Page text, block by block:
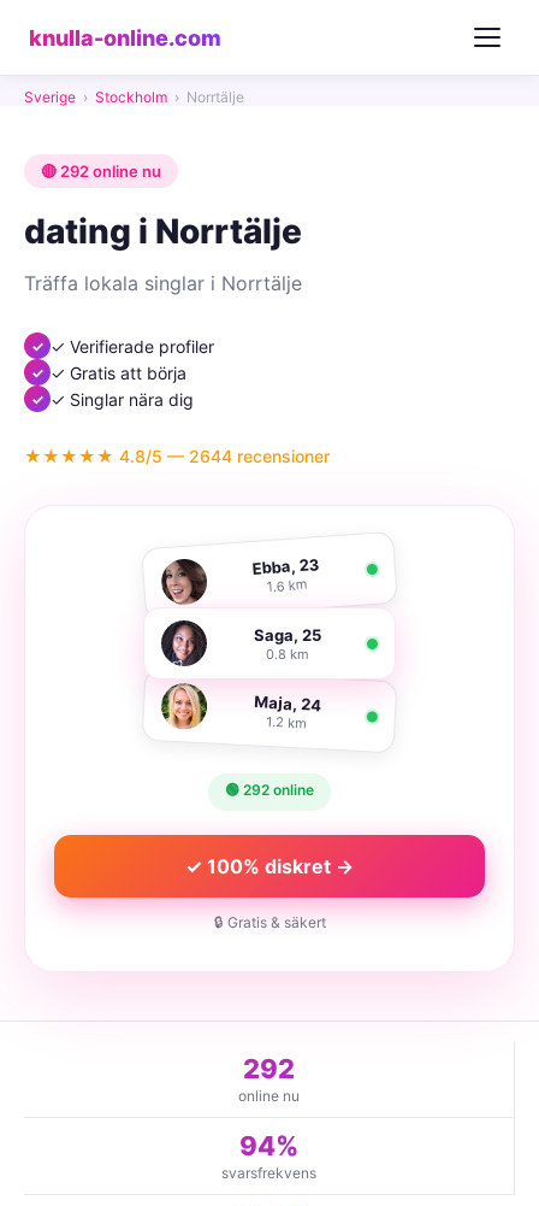
knulla-online.com
Sverige › Stockholm › Norrtälje
🔴 292 online nu
dating i Norrtälje
Träffa lokala singlar i Norrtälje
✓ Verifierade profiler
✓ Gratis att börja
✓ Singlar nära dig
★★★★★ 4.8/5 — 2644 recensioner
Ebba, 23
1.6 km
Saga, 25
0.8 km
Maja, 24
1.2 km
🟢 292 online
✓ 100% diskret →
🔒 Gratis & säkert
292
online nu
94%
svarsfrekvens